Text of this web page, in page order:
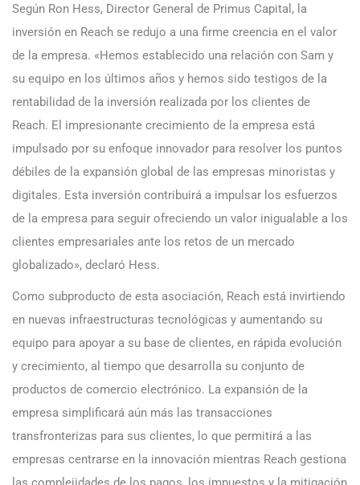
Según Ron Hess, Director General de Primus Capital, la
inversión en Reach se redujo a una firme creencia en el valor
de la empresa. «Hemos establecido una relación con Sam y
su equipo en los últimos años y hemos sido testigos de la
rentabilidad de la inversión realizada por los clientes de
Reach. El impresionante crecimiento de la empresa está
impulsado por su enfoque innovador para resolver los puntos
débiles de la expansión global de las empresas minoristas y
digitales. Esta inversión contribuirá a impulsar los esfuerzos
de la empresa para seguir ofreciendo un valor inigualable a los
clientes empresariales ante los retos de un mercado
globalizado», declaró Hess.
Como subproducto de esta asociación, Reach está invirtiendo
en nuevas infraestructuras tecnológicas y aumentando su
equipo para apoyar a su base de clientes, en rápida evolución
y crecimiento, al tiempo que desarrolla su conjunto de
productos de comercio electrónico. La expansión de la
empresa simplificará aún más las transacciones
transfronterizas para sus clientes, lo que permitirá a las
empresas centrarse en la innovación mientras Reach gestiona